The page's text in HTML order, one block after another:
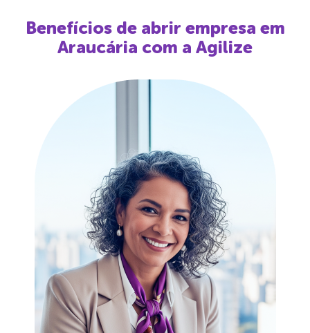
Benefícios de abrir empresa em
Araucária com a Agilize